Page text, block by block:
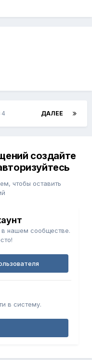
ДАЛЕЕ
4
создайте
чтобы оставить
в нашем сообществе.
в систему.